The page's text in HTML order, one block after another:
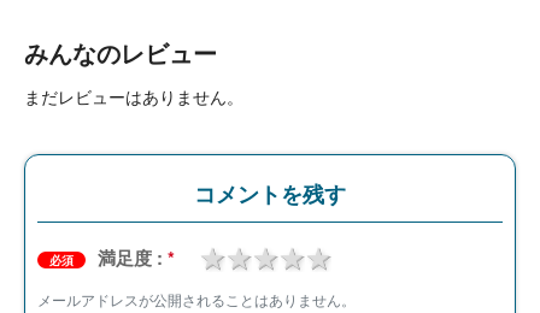
みんなのレビュー
まだレビューはありません。
コメントを残す
必須 満足度 : * 4 stars
3 stars
2 stars
1 star
メールアドレスが公開されることはありません。